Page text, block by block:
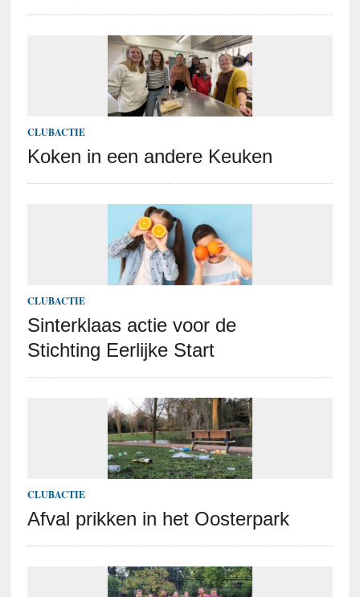
CLUBACTIE
Koken in een andere Keuken
CLUBACTIE
Sinterklaas actie voor de
Stichting Eerlijke Start
CLUBACTIE
Afval prikken in het Oosterpark